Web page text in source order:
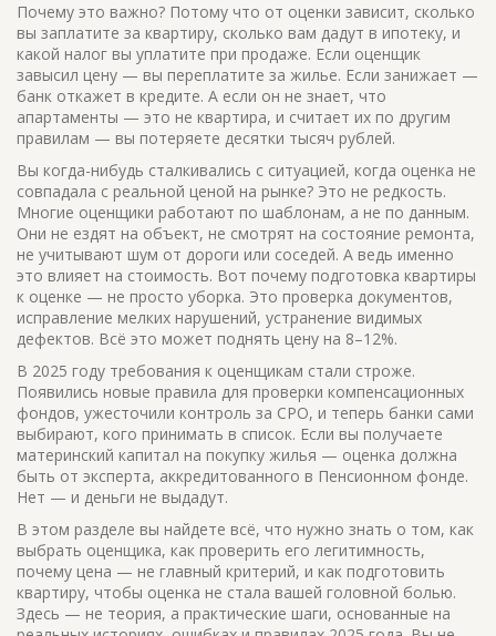
Почему это важно? Потому что от оценки зависит, сколько
вы заплатите за квартиру, сколько вам дадут в ипотеку, и
какой налог вы уплатите при продаже. Если оценщик
завысил цену — вы переплатите за жилье. Если занижает —
банк откажет в кредите. А если он не знает, что
апартаменты — это не квартира, и считает их по другим
правилам — вы потеряете десятки тысяч рублей.
Вы когда-нибудь сталкивались с ситуацией, когда оценка не
совпадала с реальной ценой на рынке? Это не редкость.
Многие оценщики работают по шаблонам, а не по данным.
Они не ездят на объект, не смотрят на состояние ремонта,
не учитывают шум от дороги или соседей. А ведь именно
это влияет на стоимость. Вот почему подготовка квартиры
к оценке — не просто уборка. Это проверка документов,
исправление мелких нарушений, устранение видимых
дефектов. Всё это может поднять цену на 8–12%.
В 2025 году требования к оценщикам стали строже.
Появились новые правила для проверки компенсационных
фондов, ужесточили контроль за СРО, и теперь банки сами
выбирают, кого принимать в список. Если вы получаете
материнский капитал на покупку жилья — оценка должна
быть от эксперта, аккредитованного в Пенсионном фонде.
Нет — и деньги не выдадут.
В этом разделе вы найдете всё, что нужно знать о том, как
выбрать оценщика, как проверить его легитимность,
почему цена — не главный критерий, и как подготовить
квартиру, чтобы оценка не стала вашей головной болью.
Здесь — не теория, а практические шаги, основанные на